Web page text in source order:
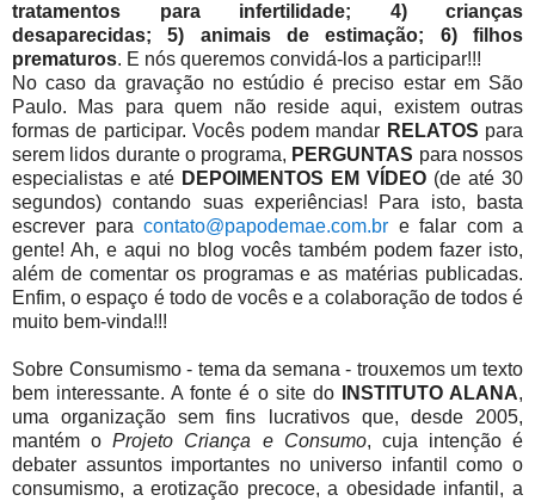
tratamentos para infertilidade; 4) crianças
desaparecidas; 5) animais de estimação; 6) filhos
prematuros. E nós queremos convidá-los a participar!!!
No caso da gravação no estúdio é preciso estar em São
Paulo. Mas para quem não reside aqui, existem outras
formas de participar. Vocês podem mandar RELATOS para
serem lidos durante o programa, PERGUNTAS para nossos
especialistas e até DEPOIMENTOS EM VÍDEO (de até 30
segundos) contando suas experiências! Para isto, basta
escrever para contato@papodemae.com.br e falar com a
gente! Ah, e aqui no blog vocês também podem fazer isto,
além de comentar os programas e as matérias publicadas.
Enfim, o espaço é todo de vocês e a colaboração de todos é
muito bem-vinda!!!
Sobre Consumismo - tema da semana - trouxemos um texto
bem interessante. A fonte é o site do
INSTITUTO ALANA,
uma organização sem fins lucrativos que, desde 2005,
mantém oProjeto Criança e Consumo, cuja intenção é
debater assuntos importantes no universo infantil como o
consumismo, a erotização precoce, a obesidade infantil, a